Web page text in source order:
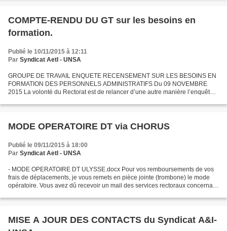
COMPTE-RENDU DU GT sur les besoins en
formation.
Publié le 10/11/2015 à 12:11
Par Syndicat AetI - UNSA
GROUPE DE TRAVAIL ENQUETE RECENSEMENT SUR LES BESOINS EN
FORMATION DES PERSONNELS ADMINISTRATIFS Du 09 NOVEMBRE
2015 La volonté du Rectorat est de relancer d’une autre manière l’enquête
MODE OPERATOIRE DT via CHORUS
Publié le 09/11/2015 à 18:00
Par Syndicat AetI - UNSA
- MODE OPERATOIRE DT ULYSSE.docx Pour vos remboursements de vos
frais de déplacements, je vous remets en pièce jointe (trombone) le mode
opératoire. Vous avez dû recevoir un mail des services rectoraux concernant
MISE A JOUR DES CONTACTS du Syndicat A&I-